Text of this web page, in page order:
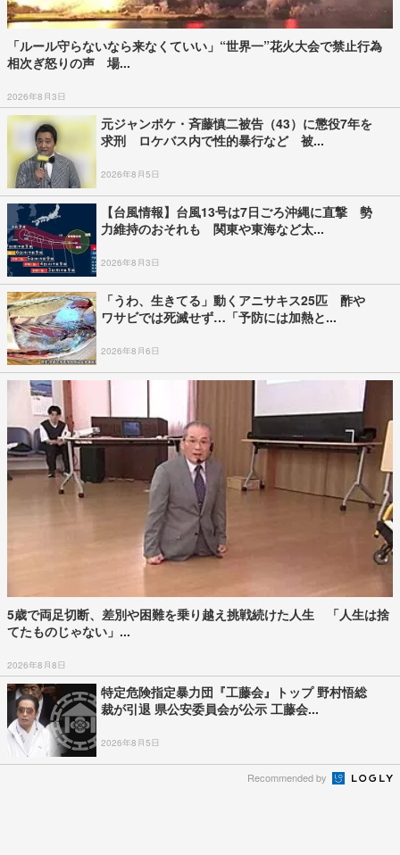
「ルール守らないなら来なくていい」“世界一”花火大会で禁止行為
相次ぎ怒りの声 場...
2026年8月3日
元ジャンポケ・斉藤慎二被告（43）に懲役7年を
求刑 ロケバス内で性的暴行など 被...
2026年8月5日
【台風情報】台風13号は7日ごろ沖縄に直撃 勢
力維持のおそれも 関東や東海など太...
2026年8月3日
「うわ、生きてる」動くアニサキス25匹 酢や
ワサビでは死滅せず…「予防には加熱と...
2026年8月6日
5歳で両足切断、差別や困難を乗り越え挑戦続けた人生 「人生は捨
てたものじゃない」...
2026年8月8日
特定危険指定暴力団『工藤会』トップ 野村悟総
裁が引退 県公安委員会が公示 工藤会...
2026年8月5日
Recommended by